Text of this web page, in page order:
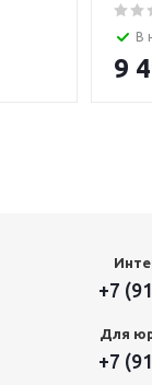
В
9
+7
Для
+7